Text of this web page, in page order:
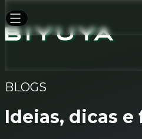
BLOGS
Ideias, dicas